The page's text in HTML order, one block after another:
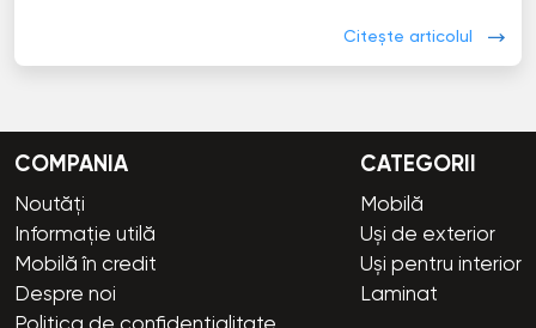
Citește articolul
COMPANIA
Noutăți
Informație utilă
Mobilă în credit
Despre noi
CATEGORII
Mobilă
Uși de exterior
Uși pentru interior
Laminat